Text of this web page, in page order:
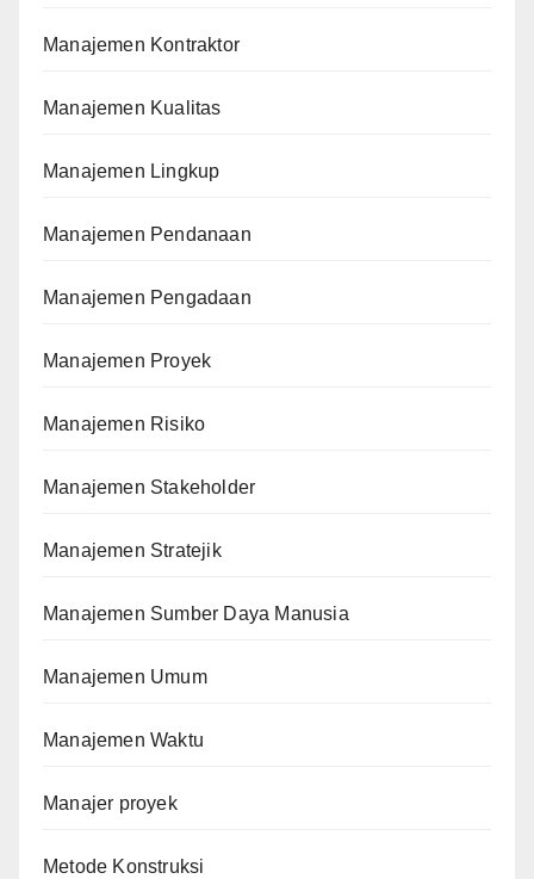
Manajemen Kontraktor
Manajemen Kualitas
Manajemen Lingkup
Manajemen Pendanaan
Manajemen Pengadaan
Manajemen Proyek
Manajemen Risiko
Manajemen Stakeholder
Manajemen Stratejik
Manajemen Sumber Daya Manusia
Manajemen Umum
Manajemen Waktu
Manajer proyek
Metode Konstruksi